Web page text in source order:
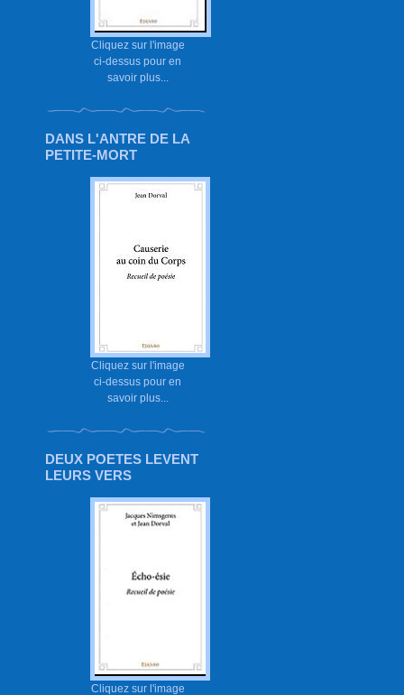
Cliquez sur l'image
ci-dessus pour en
savoir plus...
DANS L'ANTRE DE LA
PETITE-MORT
Cliquez sur l'image
ci-dessus pour en
savoir plus...
DEUX POETES LEVENT
LEURS VERS
Cliquez sur l'image